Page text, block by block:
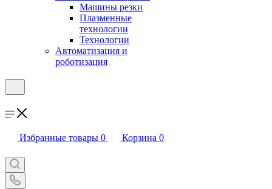
Машины резки
Плазменные
технологии
Технологии
Автоматизация и
роботизация
Избранные товары 0 Корзина 0